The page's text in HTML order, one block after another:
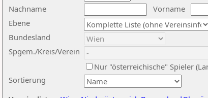
Nachname
Vorname
Ebene
Sortierung
Bundesland
Spgem./Kreis/Verein
Nur "österreichische" Spieler